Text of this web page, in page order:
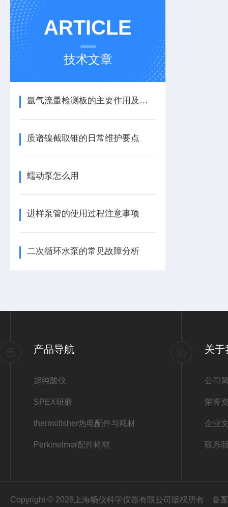
ARTICLE
技术文章
氩气流量检测板的主要作用及安装使用
质谱镍截取锥的日常维护要点
蠕动泵怎么用
进样泵管的使用过程注意事项
二次循环水泵的常见故障分析
产品导航
超纯酸仪
SPEX研磨
thermofisher热电配件与耗材
Perkinelmer配件耗材
关于
公司
荣誉
企业
联系
Copyright © 2026上海畅仪科学仪器有限公司版权所有 备